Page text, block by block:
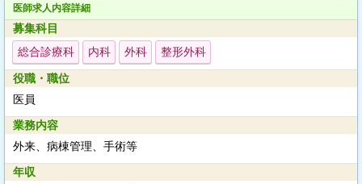
医師求人内容詳細
募集科目
総合診療科
内科 外科 整形外科
役職・職位
医員
業務内容
外来、病棟管理、手術等
年収